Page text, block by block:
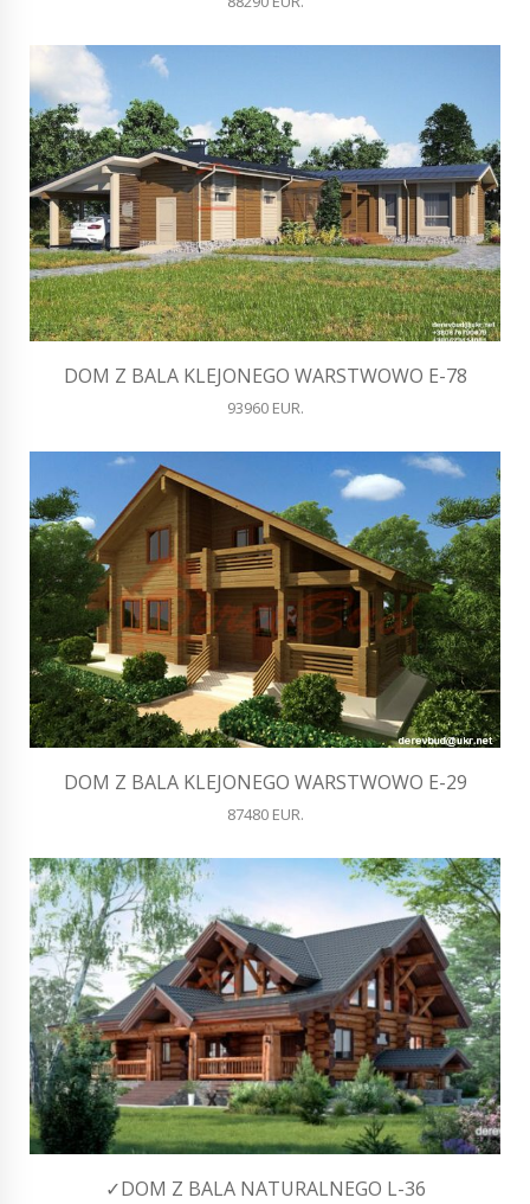
DOM Z BALA KLEJONEGO WARSTWOWO E-78
93960 EUR.
DOM Z BALA KLEJONEGO WARSTWOWO E-29
87480 EUR.
✓DOM Z BALA NATURALNEGO L-36